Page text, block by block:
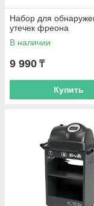
собственном
специально
мастерских,
Набор для
утечек фреона
В наличии
9 990 ₸
Купить